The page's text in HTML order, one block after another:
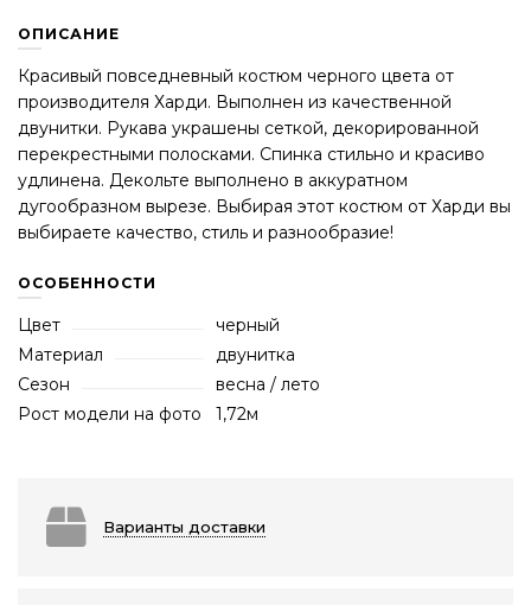
ОПИСАНИЕ
Красивый повседневный костюм черного цвета от
производителя Харди. Выполнен из качественной
двунитки. Рукава украшены сеткой, декорированной
перекрестными полосками. Спинка стильно и красиво
удлинена. Декольте выполнено в аккуратном
дугообразном вырезе. Выбирая этот костюм от Харди вы
выбираете качество, стиль и разнообразие!
ОСОБЕННОСТИ
Цвет
черный
Материал
двунитка
Сезон
весна / лето
Рост модели на фото
1,72м
Варианты доставки